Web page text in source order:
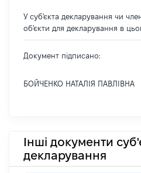
У суб'єкта декларування чи
об'єкти для декларування в
Документ підписано:
БОЙЧЕНКО НАТАЛІЯ ПАВЛІВНА
Інші документи
декларування